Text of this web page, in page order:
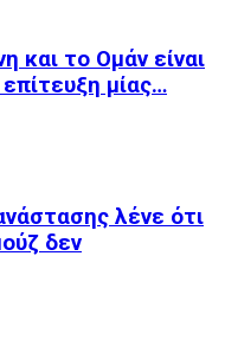
και το Ομάν είναι
μίας…
λένε ότι
δεν